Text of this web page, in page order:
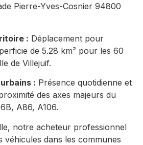
Pierre-Yves-Cosnier 94800
: Déplacement pour
de 5.28 km² pour les 60
de Villejuif.
: Présence quotidienne et
des axes majeurs du
A86, A106.
notre acheteur professionnel
véhicules dans les communes